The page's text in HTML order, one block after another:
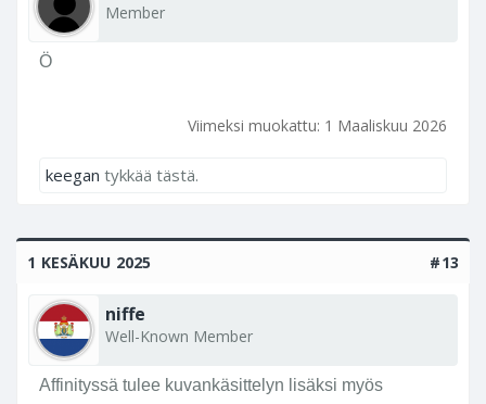
Member
Ö
Viimeksi muokattu: 1 Maaliskuu 2026
keegan tykkää tästä.
1 KESÄKUU 2025 #13
niffe
Well-Known Member
Affinityssä tulee kuvankäsittelyn lisäksi myös